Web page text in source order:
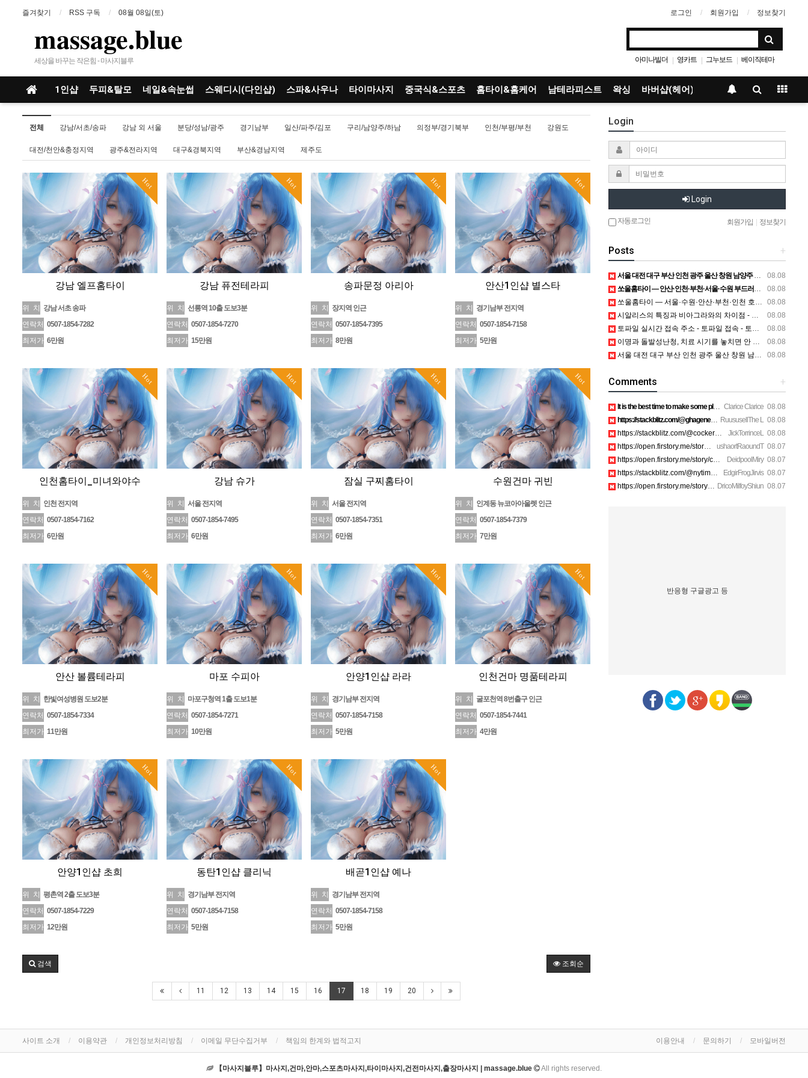
즐겨찾기 RSS 구독 08월 08일(토) 로그인 회원가입 정보찾기
massage.blue
세상을 바꾸는 작은힘 - 마사지블루 아미나빌더 | 영카트 | 그누보드 | 베이직테마
1인샵 두피&탈모 네일&속눈썹 스웨디시(다인샵) 스파&사우나 타이마사지 중국식&스포츠 홈타이&홈케어 남테라피스트 왁싱 바버샵(헤어)
전체 강남/서초/송파 강남 외 서울 분당/성남/광주 경기남부 일산/파주/김포 구리/남양주/하남 의정부/경기북부 인천/부평/부천 강원도
대전/천안&충정지역 광주&전라지역 대구&경북지역 부산&경남지역 제주도
Hot
강남 엘프홈타이
위 치
강남 서초 송파
연락처 0507-1854-7282
최저가 6만원
Hot
강남 퓨전테라피
위 치
선릉역 10출 도보3분
연락처 0507-1854-7270
최저가 15만원
Hot
송파문정 아리아
위 치
장지역 인근
연락처 0507-1854-7395
최저가 8만원
Hot
안산1인샵 별스타
위 치
경기남부 전지역
연락처 0507-1854-7158
최저가 5만원
Hot
인천홈타이_미녀와야수
위 치
인천 전지역
연락처 0507-1854-7162
최저가 6만원
Hot
강남 슈가
위 치
서울 전지역
연락처 0507-1854-7495
최저가 6만원
Hot
잠실 구찌홈타이
위 치
서울 전지역
연락처 0507-1854-7351
최저가 6만원
Hot
수원건마 귀빈
위 치
인계동 뉴코아아울렛 인근
연락처 0507-1854-7379
최저가 7만원
Hot
안산 볼륨테라피
위 치
한빛여성병원 도보2분
연락처 0507-1854-7334
최저가 11만원
Hot
마포 수피아
위 치
마포구청역 1출 도보1분
연락처 0507-1854-7271
최저가 10만원
Hot
안양1인샵 라라
위 치
경기남부 전지역
연락처 0507-1854-7158
최저가 5만원
Hot
인천건마 명품테라피
위 치
굴포천역 8번출구 인근
연락처 0507-1854-7441
최저가 4만원
Hot
안양1인샵 초희
위 치
평촌역 2출 도보3분
연락처 0507-1854-7229
최저가 12만원
Hot
동탄1인샵 클리닉
위 치
경기남부 전지역
연락처 0507-1854-7158
최저가 5만원
Hot
배곧1인샵 예나
위 치
경기남부 전지역
연락처 0507-1854-7158
최저가 5만원
조회순
검색
11 12 13 14 15 16 17 18 19 20
Login
Login
자동로그인 회원가입 정보찾기
+
Posts
08.08
서울 대전 대구 부산 인천 광주 울산 창원 남양주 이혼전문변호사 정보
08.08
쏘울홈타이 — 안산·인천·부천·서울·수원 부드러운 방문 관리 안내
08.08
쏘울홈타이 — 서울·수원·안산·부천·인천 호텔·자택 홈케어 상담
08.08
시알리스의 특징과 비아그라와의 차이점 - 비아센터
08.08
토파일 실시간 접속 주소 - 토파일 접속 - 토파일 최신 현재 주소 - xhvkdlf
08.08
이명과 돌발성난청, 치료 시기를 놓치면 안 되는 이유
08.08
서울 대전 대구 부산 인천 광주 울산 창원 남양주 이혼전문변호사 정보
+
Comments
Clarice Clarice 08.08
It is the best time to make some plans for the long run and …
RuususellThe L 08.08
https://stackblitz.com/@ghagenes74/collections/what-happens-…
JickTorrinceL 08.08
https://stackblitz.com/@cockerhanstartup/collections/help__-…
ushaortRaoundT 08.07
https://open.firstory.me/story/cmsip2pjw1a3701z6ftwa1gpl htt…
DeidpoolMiry 08.07
https://open.firstory.me/story/cmsiqku8m17ah01yqc4c6208e htt…
EdgirFrogJirvis 08.07
https://stackblitz.com/@nytimes/collections/how-to-turn-off-…
DricoMilfoyShiun 08.07
https://open.firstory.me/story/cmsiozsiy17o601yk4yp1bpeu htt…
반응형 구글광고 등
사이트 소개 이용약관 개인정보처리방침 이메일 무단수집거부 책임의 한계와 법적고지 이용안내 문의하기 모바일버전
【마사지블루】마사지,건마,안마,스포츠마사지,타이마사지,건전마사지,출장마사지 | massage.blue All rights reserved.